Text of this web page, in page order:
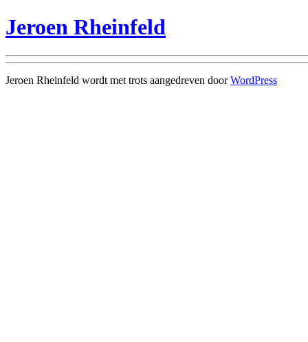
Jeroen Rheinfeld
Jeroen Rheinfeld wordt met trots aangedreven doorWordPress